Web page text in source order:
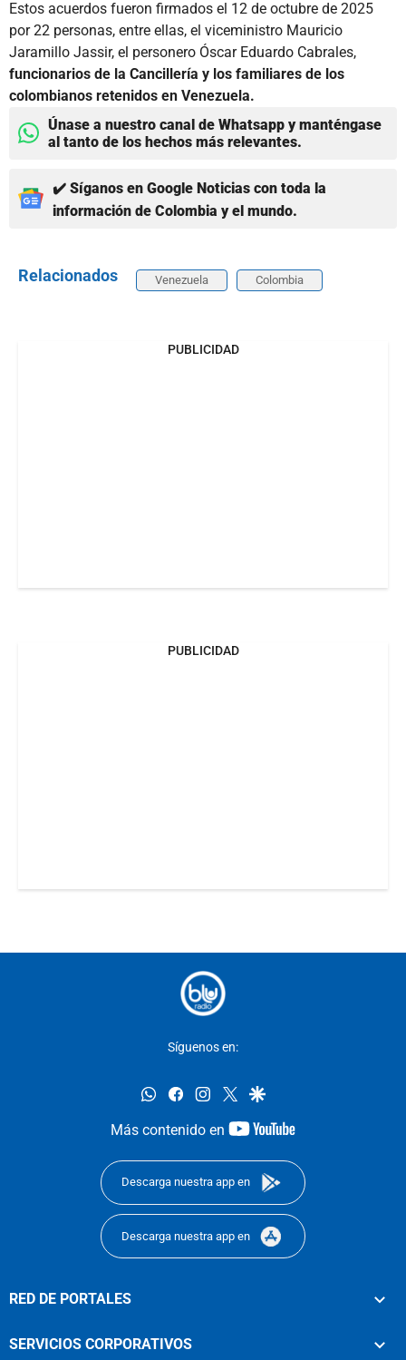
Estos acuerdos fueron firmados el 12 de octubre de 2025
por 22 personas, entre ellas, el viceministro Mauricio
Jaramillo Jassir, el personero Óscar Eduardo Cabrales,
funcionarios de la Cancillería y los familiares de los
colombianos retenidos en Venezuela.
Únase a nuestro canal de Whatsapp y manténgase
al tanto de los hechos más relevantes.
✔️ Síganos en Google Noticias con toda la
información de Colombia y el mundo.
Relacionados Venezuela Colombia
PUBLICIDAD
PUBLICIDAD
Síguenos en:
whatsappfacebookinstagram
twittergoogle
Más contenido en
youtube-
Descarga nuestra app en
Descarga nuestra app en
RED DE PORTALES
SERVICIOS CORPORATIVOS